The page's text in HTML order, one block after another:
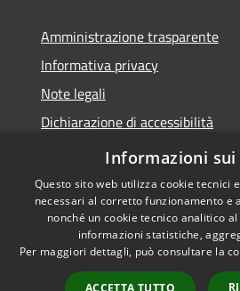
Amministrazione trasparente
Informativa privacy
Note legali
Dichiarazione di accessibilità
Link app municipium
Accessibilità
Informazioni sui
Questo sito web utilizza cookie tecnici
necessari al corretto funzionamento e
nonché un cookie tecnico analitico
informazioni statistiche,
Per maggiori dettagli, può consultare la
ACCETTA TUTTO